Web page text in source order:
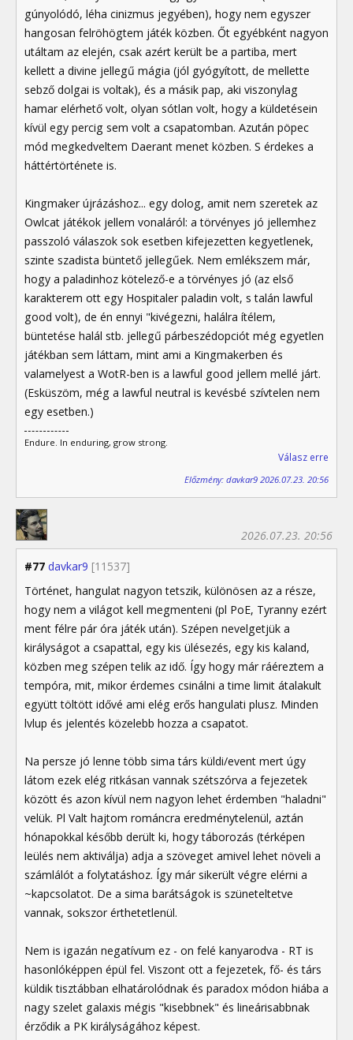
gúnyolódó, léha cinizmus jegyében), hogy nem egyszer
hangosan felröhögtem játék közben. Őt egyébként nagyon
utáltam az elején, csak azért került be a partiba, mert
kellett a divine jellegű mágia (jól gyógyított, de mellette
sebző dolgai is voltak), és a másik pap, aki viszonylag
hamar elérhető volt, olyan sótlan volt, hogy a küldetésein
kívül egy percig sem volt a csapatomban. Azután pöpec
mód megkedveltem Daerant menet közben. S érdekes a
háttértörténete is.
Kingmaker újrázáshoz... egy dolog, amit nem szeretek az
Owlcat játékok jellem vonaláról: a törvényes jó jellemhez
passzoló válaszok sok esetben kifejezetten kegyetlenek,
szinte szadista büntető jellegűek. Nem emlékszem már,
hogy a paladinhoz kötelező-e a törvényes jó (az első
karakterem ott egy Hospitaler paladin volt, s talán lawful
good volt), de én ennyi "kivégezni, halálra ítélem,
büntetése halál stb. jellegű párbeszédopciót még egyetlen
játékban sem láttam, mint ami a Kingmakerben és
valamelyest a WotR-ben is a lawful good jellem mellé járt.
(Esküszöm, még a lawful neutral is kevésbé szívtelen nem
egy esetben.)
Endure. In enduring, grow strong.
Válasz erre
Előzmény: davkar9 2026.07.23. 20:56
#77 davkar9 [11537]
2026.07.23. 20:56
Történet, hangulat nagyon tetszik, különösen az a része,
hogy nem a világot kell megmenteni (pl PoE, Tyranny ezért
ment félre pár óra játék után). Szépen nevelgetjük a
királyságot a csapattal, egy kis ülésezés, egy kis kaland,
közben meg szépen telik az idő. Így hogy már ráéreztem a
tempóra, mit, mikor érdemes csinálni a time limit átalakult
együtt töltött idővé ami elég erős hangulati plusz. Minden
lvlup és jelentés közelebb hozza a csapatot.
Na persze jó lenne több sima társ küldi/event mert úgy
látom ezek elég ritkásan vannak szétszórva a fejezetek
között és azon kívül nem nagyon lehet érdemben "haladni"
velük. Pl Valt hajtom románcra eredménytelenül, aztán
hónapokkal később derült ki, hogy táborozás (térképen
leülés nem aktiválja) adja a szöveget amivel lehet növeli a
számlálót a folytatáshoz. Így már sikerült végre elérni a
~kapcsolatot. De a sima barátságok is szüneteltetve
vannak, sokszor érthetetlenül.
Nem is igazán negatívum ez - on felé kanyarodva - RT is
hasonlóképpen épül fel. Viszont ott a fejezetek, fő- és társ
küldik tisztábban elhatárolódnak és paradox módon hiába a
nagy szelet galaxis mégis "kisebbnek" és lineárisabbnak
érződik a PK királyságához képest.